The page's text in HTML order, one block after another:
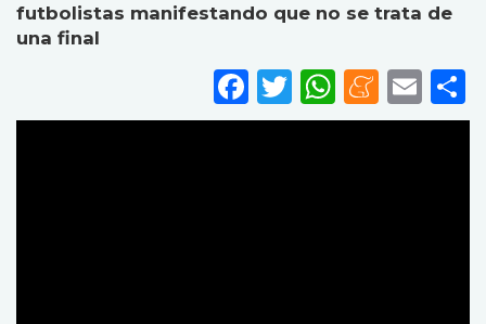
futbolistas manifestando que no se trata de
una final
Facebook
Twitter